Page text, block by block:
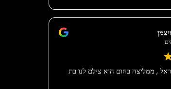
, ממליצה בחום הוא צילם לנו בת